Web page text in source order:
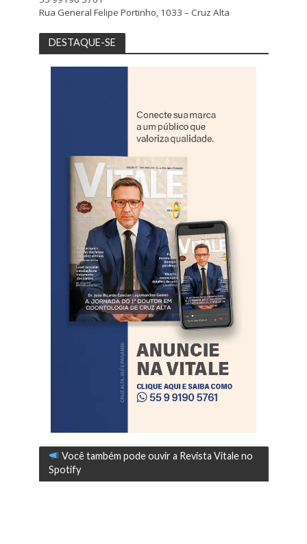
Rua General Felipe Portinho, 1033 – Cruz Alta
DESTAQUE-SE
Você também pode ouvir a Revista Vitale no
Spotify